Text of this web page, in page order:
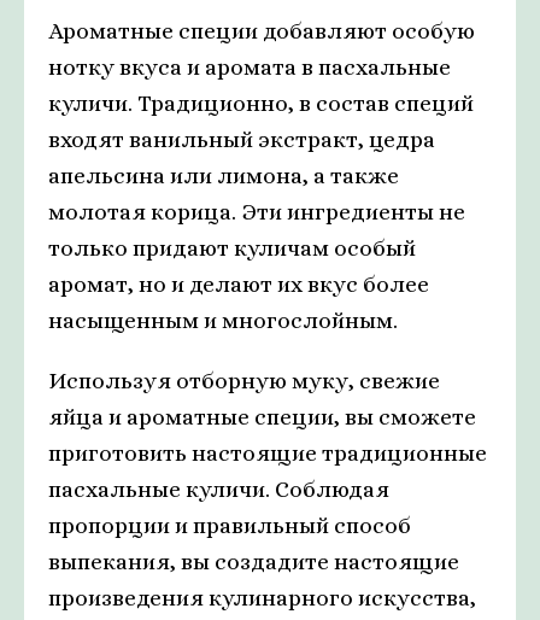
Ароматные специи добавляют особую
нотку вкуса и аромата в пасхальные
куличи. Традиционно, в состав специй
входят ванильный экстракт, цедра
апельсина или лимона, а также
молотая корица. Эти ингредиенты не
только придают куличам особый
аромат, но и делают их вкус более
насыщенным и многослойным.
Используя отборную муку, свежие
яйца и ароматные специи, вы сможете
приготовить настоящие традиционные
пасхальные куличи. Соблюдая
пропорции и правильный способ
выпекания, вы создадите настоящие
произведения кулинарного искусства,